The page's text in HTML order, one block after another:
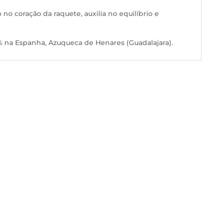
no coração da raquete, auxilia no equilíbrio e
na Espanha, Azuqueca de Henares (Guadalajara).